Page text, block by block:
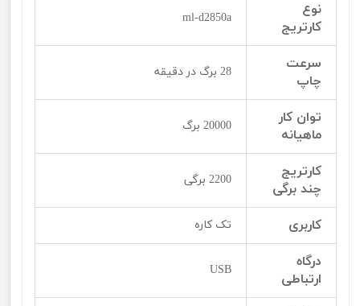
نوع
کارتریج
ml-d2850a
سرعت
چاپ
28 برگ در دقیقه
توان کار
ماهیانه
20000 برگ
کارتریج
چند برگی
2200 برگی
کاربری تک کاره
درگاه
ارتباطی
USB